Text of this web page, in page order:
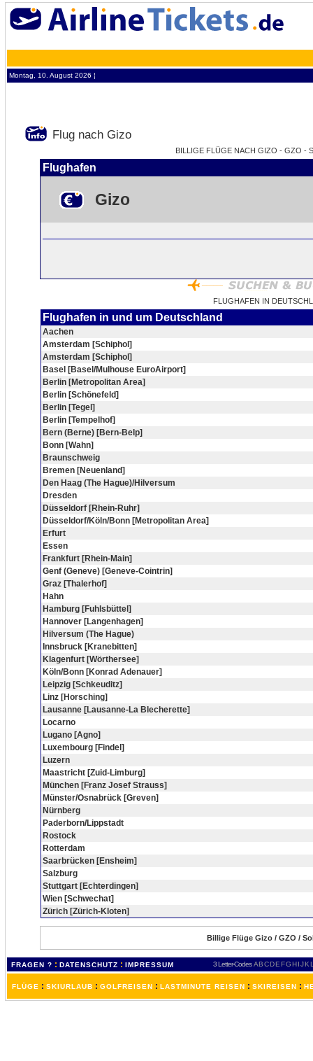
Montag, 10. August 2026 ¦
Flug nach Gizo
BILLIGE FLÜGE NACH GIZO - GZO -
Flughafen
Gizo
FLUGHAFEN IN
Flughafen in und um Deutschland
Aachen
Amsterdam [Schiphol]
Amsterdam [Schiphol]
Basel [Basel/Mulhouse EuroAirport]
Berlin [Metropolitan Area]
Berlin [Schönefeld]
Berlin [Tegel]
Berlin [Tempelhof]
Bern (Berne) [Bern-Belp]
Bonn [Wahn]
Braunschweig
Bremen [Neuenland]
Den Haag (The Hague)/Hilversum
Dresden
Düsseldorf [Rhein-Ruhr]
Düsseldorf/Köln/Bonn [Metropolitan Area]
Erfurt
Essen
Frankfurt [Rhein-Main]
Genf (Geneve) [Geneve-Cointrin]
Graz [Thalerhof]
Hahn
Hamburg [Fuhlsbüttel]
Hannover [Langenhagen]
Hilversum (The Hague)
Innsbruck [Kranebitten]
Klagenfurt [Wörthersee]
Köln/Bonn [Konrad Adenauer]
Leipzig [Schkeuditz]
Linz [Horsching]
Lausanne [Lausanne-La Blecherette]
Locarno
Lugano [Agno]
Luxembourg [Findel]
Luzern
Maastricht [Zuid-Limburg]
München [Franz Josef Strauss]
Münster/Osnabrück [Greven]
Nürnberg
Paderborn/Lippstadt
Rostock
Rotterdam
Saarbrücken [Ensheim]
Salzburg
Stuttgart [Echterdingen]
Wien [Schwechat]
Zürich [Zürich-Kloten]
Billige Flüge Gizo / GZO /
FRAGEN ? : DATENSCHUTZ : IMPRESSUM 3 Letter-Codes ABCDEFGH IJKL
FLÜGE : SKIURLAUB : GOLFREISEN : LASTMINUTE REISEN : SKIREISEN :